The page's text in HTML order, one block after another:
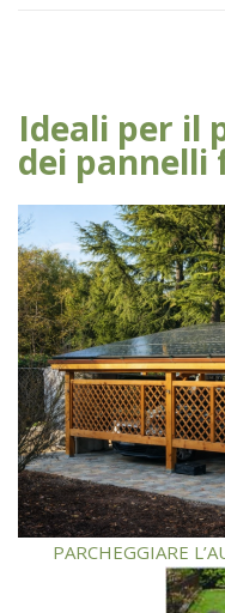
Ideali per il
dei
PARCHEGGIARE